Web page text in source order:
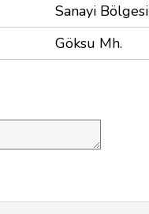
Sanayi Bölgesi
Göksu Mh.